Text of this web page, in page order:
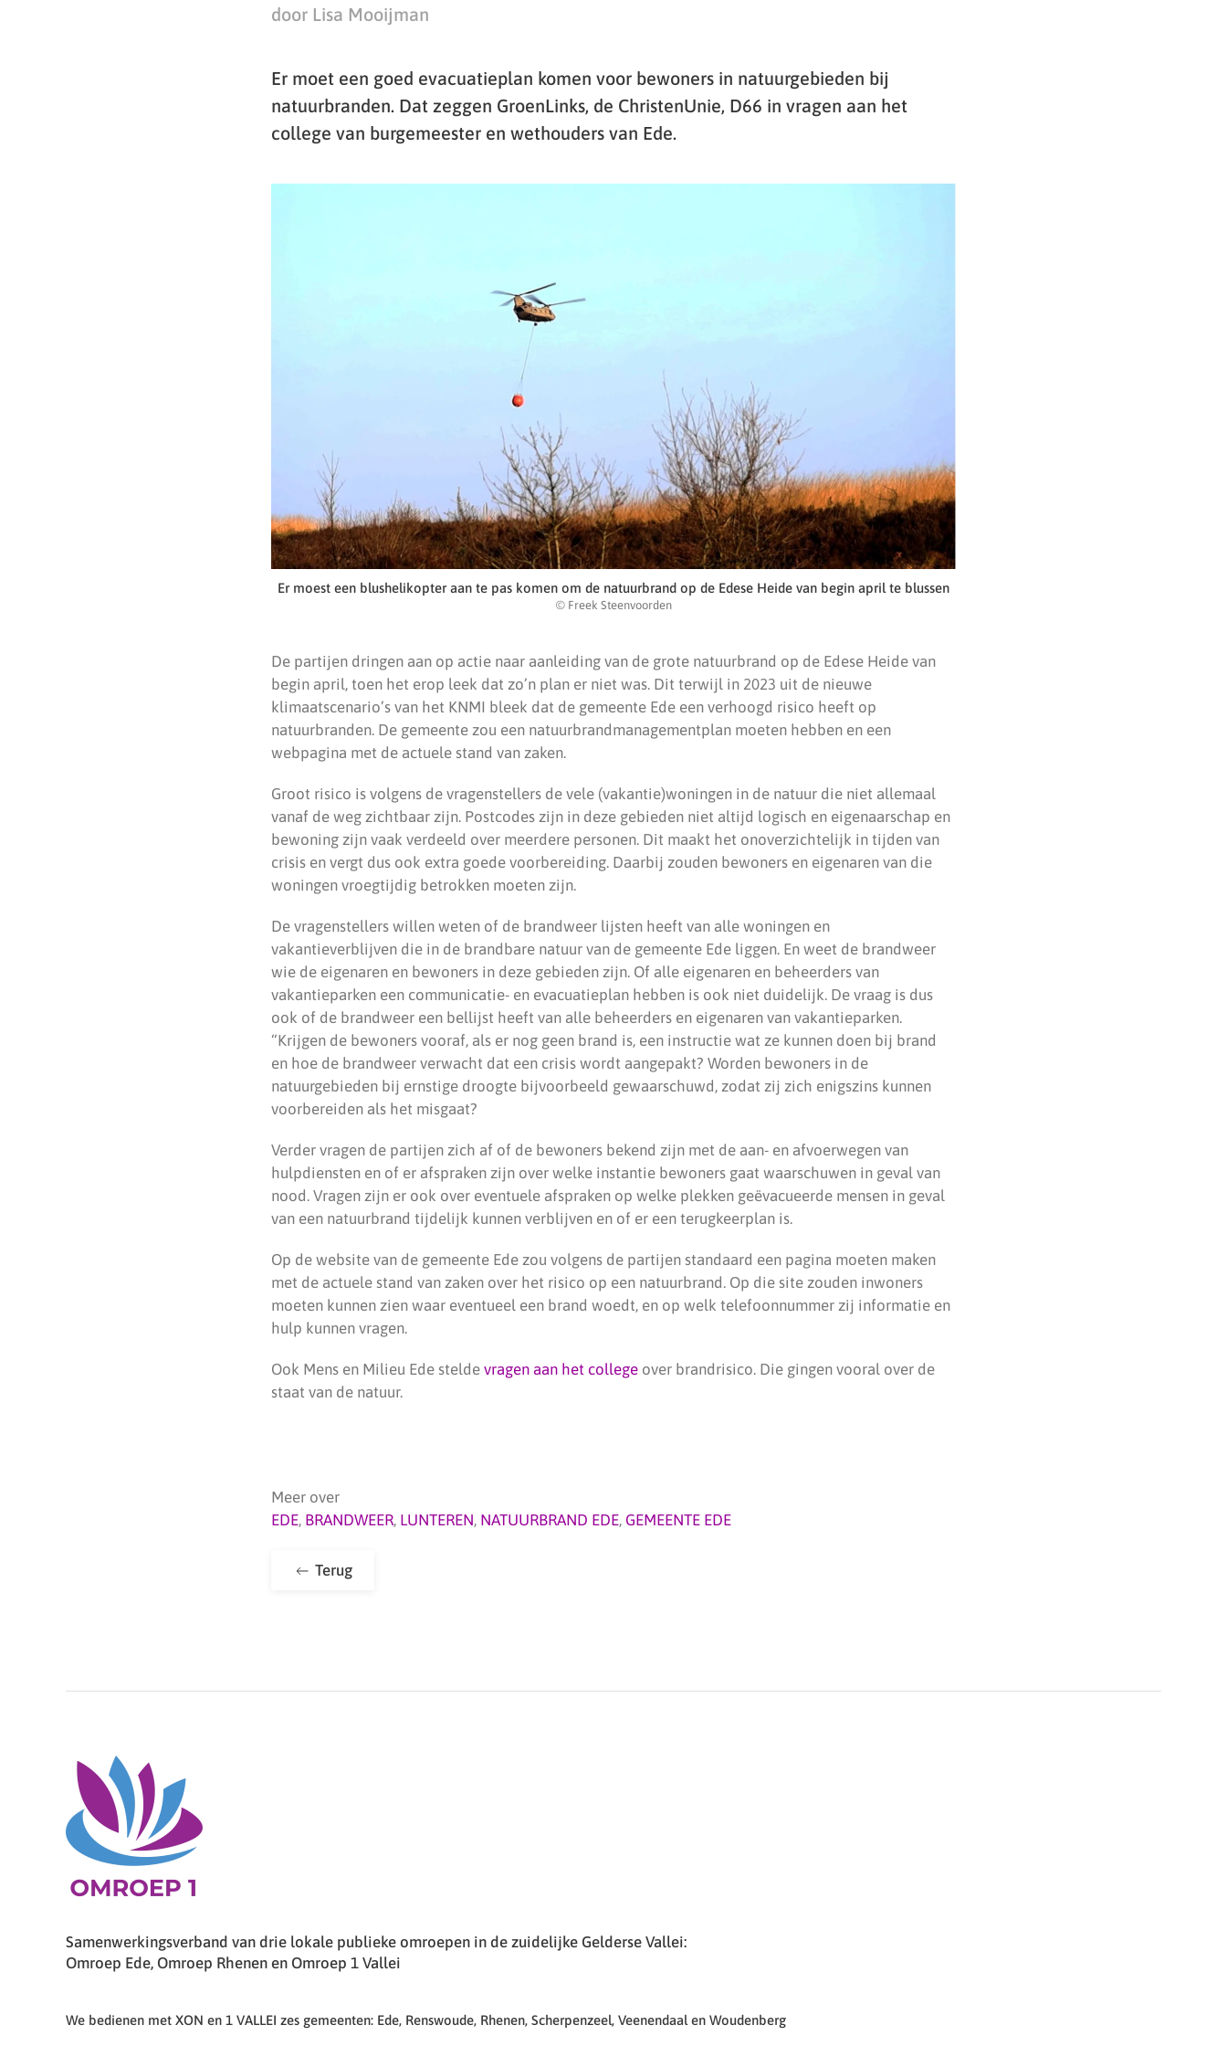
door Lisa Mooijman
Er moet een goed evacuatieplan komen voor bewoners in natuurgebieden bij
natuurbranden. Dat zeggen GroenLinks, de ChristenUnie, D66 in vragen aan het
college van burgemeester en wethouders van Ede.
Er moest een blushelikopter aan te pas komen om de natuurbrand op de Edese Heide van begin april te blussen
© Freek Steenvoorden
De partijen dringen aan op actie naar aanleiding van de grote natuurbrand op de Edese Heide van
begin april, toen het erop leek dat zo’n plan er niet was. Dit terwijl in 2023 uit de nieuwe
klimaatscenario’s van het KNMI bleek dat de gemeente Ede een verhoogd risico heeft op
natuurbranden. De gemeente zou een natuurbrandmanagementplan moeten hebben en een
webpagina met de actuele stand van zaken.
Groot risico is volgens de vragenstellers de vele (vakantie)woningen in de natuur die niet allemaal
vanaf de weg zichtbaar zijn. Postcodes zijn in deze gebieden niet altijd logisch en eigenaarschap en
bewoning zijn vaak verdeeld over meerdere personen. Dit maakt het onoverzichtelijk in tijden van
crisis en vergt dus ook extra goede voorbereiding. Daarbij zouden bewoners en eigenaren van die
woningen vroegtijdig betrokken moeten zijn.
De vragenstellers willen weten of de brandweer lijsten heeft van alle woningen en
vakantieverblijven die in de brandbare natuur van de gemeente Ede liggen. En weet de brandweer
wie de eigenaren en bewoners in deze gebieden zijn. Of alle eigenaren en beheerders van
vakantieparken een communicatie- en evacuatieplan hebben is ook niet duidelijk. De vraag is dus
ook of de brandweer een bellijst heeft van alle beheerders en eigenaren van vakantieparken.
“Krijgen de bewoners vooraf, als er nog geen brand is, een instructie wat ze kunnen doen bij brand
en hoe de brandweer verwacht dat een crisis wordt aangepakt? Worden bewoners in de
natuurgebieden bij ernstige droogte bijvoorbeeld gewaarschuwd, zodat zij zich enigszins kunnen
voorbereiden als het misgaat?
Verder vragen de partijen zich af of de bewoners bekend zijn met de aan- en afvoerwegen van
hulpdiensten en of er afspraken zijn over welke instantie bewoners gaat waarschuwen in geval van
nood. Vragen zijn er ook over eventuele afspraken op welke plekken geëvacueerde mensen in geval
van een natuurbrand tijdelijk kunnen verblijven en of er een terugkeerplan is.
Op de website van de gemeente Ede zou volgens de partijen standaard een pagina moeten maken
met de actuele stand van zaken over het risico op een natuurbrand. Op die site zouden inwoners
moeten kunnen zien waar eventueel een brand woedt, en op welk telefoonnummer zij informatie en
hulp kunnen vragen.
Ook Mens en Milieu Ede stelde vragen aan het college over brandrisico. Die gingen vooral over de
staat van de natuur.
Meer over
EDE, BRANDWEER, LUNTEREN, NATUURBRAND EDE, GEMEENTE EDE
Terug
Samenwerkingsverband van drie lokale publieke omroepen in de zuidelijke Gelderse Vallei:
Omroep Ede, Omroep Rhenen en Omroep 1 Vallei
We bedienen met XON en 1 VALLEI zes gemeenten: Ede, Renswoude, Rhenen, Scherpenzeel, Veenendaal en Woudenberg